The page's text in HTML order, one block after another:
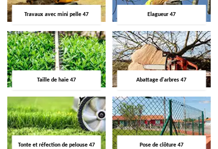
Travaux avec mini pelle 47 Elagueur 47
Taille de haie 47 Abattage d'arbres 47
Tonte et réfection de pelouse 47 Pose de clôture 47